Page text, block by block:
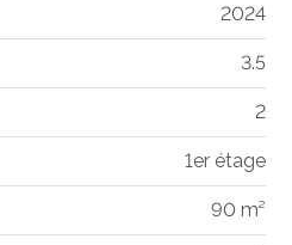
2024
3.5
2
1er étage
90 m²